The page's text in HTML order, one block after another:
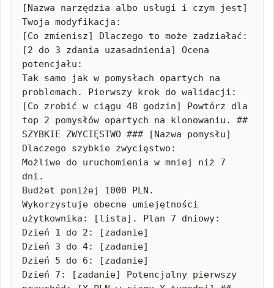
[Nazwa narzędzia albo usługi i czym jest]
Twoja modyfikacja:
[Co zmienisz] Dlaczego to może zadziałać:
[2 do 3 zdania uzasadnienia] Ocena
potencjału:
Tak samo jak w pomysłach opartych na
problemach. Pierwszy krok do walidacji:
[Co zrobić w ciągu 48 godzin] Powtórz dla
top 2 pomysłów opartych na klonowaniu. ##
SZYBKIE ZWYCIĘSTWO ### [Nazwa pomysłu]
Dlaczego szybkie zwycięstwo:
Możliwe do uruchomienia w mniej niż 7
dni.
Budżet poniżej 1000 PLN.
Wykorzystuje obecne umiejętności
użytkownika: [lista]. Plan 7 dniowy:
Dzień 1 do 2: [zadanie]
Dzień 3 do 4: [zadanie]
Dzień 5 do 6: [zadanie]
Dzień 7: [zadanie] Potencjalny pierwszy